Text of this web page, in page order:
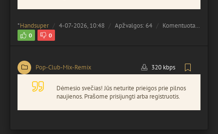
*Handsuper 4-07-2026, 10:48 Apžvalgos: 64 Komentuota: 0
0 0
Pop-Club-Mix-Remix 320 kbps
Dėmesio svečias! Jūs neturite prieigos prie pilnos
naujienos. Prašome prisijungti arba registruotis.